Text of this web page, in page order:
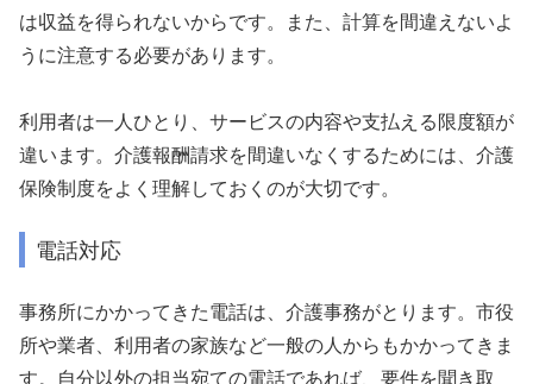
は収益を得られないからです。また、計算を間違えないよ
うに注意する必要があります。
利用者は一人ひとり、サービスの内容や支払える限度額が
違います。介護報酬請求を間違いなくするためには、介護
保険制度をよく理解しておくのが大切です。
電話対応
事務所にかかってきた電話は、介護事務がとります。市役
所や業者、利用者の家族など一般の人からもかかってきま
す。自分以外の担当宛ての電話であれば、要件を聞き取